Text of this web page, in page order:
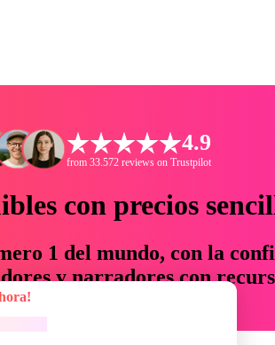
4.9
from 33.572 reviews on Trustpilot
con precios
1 del mundo, con la
y narradores con
tiempo y presupuesto.